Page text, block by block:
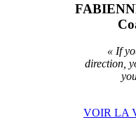
« If
direction,
VOIR LA